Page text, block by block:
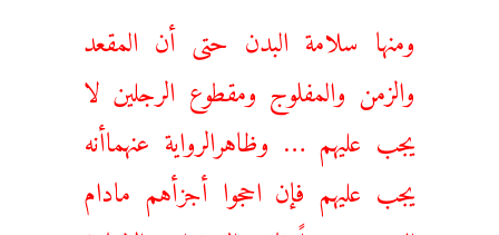
ومنها سلامة البدن حتی أن المقعد
والزمن والمفلوج ومقطوع الرجلين لا
يجب عليهم … وظاهرالرواية عنهماأنه
يجب عليهم فإن احجوا أجزأهم مادام